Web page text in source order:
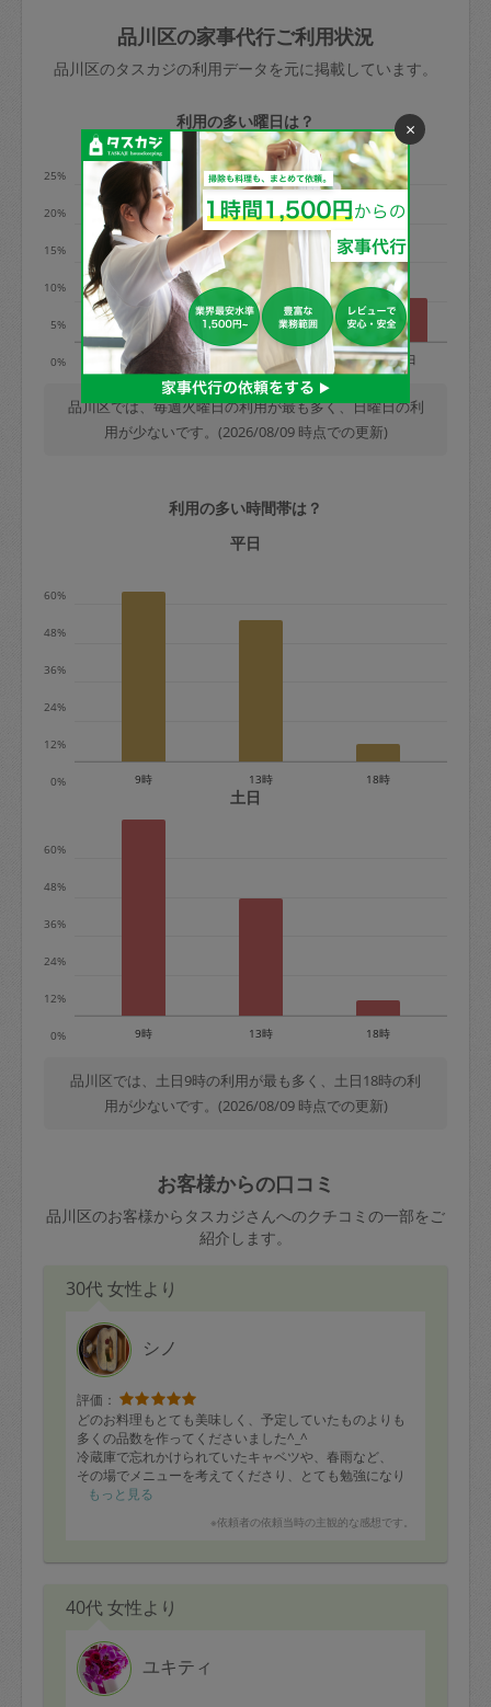
依頼者不在による当日キャンセル＝依頼
金額の100%＋交通費全額
※例：依頼日時／土曜日午前9時開始の場
合、水曜日午前9時以降はキャンセル料が
発生
水曜日9時〜金曜日9時まで＝依頼料金の
50%
金曜日9時～土曜日8時まで＝依頼金額の
100%
土曜日8時〜実施時間＝依頼金額の100%
＋交通費全額
依頼者不在による当日キャンセル＝依頼
金額の100%＋交通費全額
定期契約をキャンセルする場合、毎週定
期は月2回まで隔週定期は月1回までキャ
ャンセル料が発生します。
※キャンセル料金の設定について：
定期依頼1回（3時間）の金額とスポット
きた場合は損害保険の対象外となるので
ご注意ください。
玉、など
あわせてこちらも参照ください：初めて
はありますか？
品川区の家事代行ご利用状況
品川区のタスカジの利用データを元に掲載しています。
利用の多い曜日は？
0%
5%
10%
15%
20%
25%
水 木 金 土 日
品川区では、毎週火曜日の利用が最も多く、日曜日の利
用が少ないです。(2026/08/09 時点での更新)
利用の多い時間帯は？
平日
0%
12%
24%
36%
48%
60%
9時 13時 18時
土日
0%
12%
24%
36%
48%
60%
9時 13時 18時
品川区では、土日9時の利用が最も多く、土日18時の利
用が少ないです。(2026/08/09 時点での更新)
お客様からの口コミ
品川区のお客様からタスカジさんへのクチコミの一部をご
紹介します。
30代 女性より
シノ
評価：
どのお料理もとても美味しく、予定していたものよりも
多くの品数を作ってくださいました^_^
冷蔵庫で忘れかけられていたキャベツや、春雨など、
その場でメニューを考えてくださり、とても勉強になり
ました！
沢山作ってもらいましたが、
この度は遠いところまでありがとうございました！
もっと見る
※依頼者の依頼当時の主観的な感想です。
40代 女性より
ユキティ
×